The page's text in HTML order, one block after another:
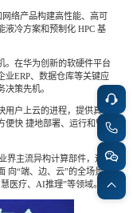
技与装饰装潢
乐
能科技
络产品构建高性能、高可
液冷方案和预制化 HPC 基
。在华为创新的软硬件平台
业ERP、数据仓库等关键应
策先机。
户上云的进程，提供真正
便快 捷地部署、运行和管理
界主流异构计算部件，通过
向“端、边、云”的全场景AI
医疗、AI推理”等领域。